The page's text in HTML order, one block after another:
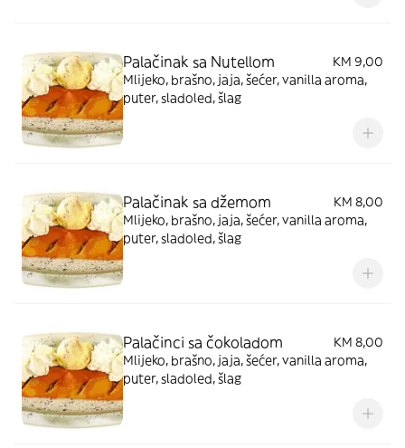
Palačinak sa Nutellom
KM 9,00
Mlijeko, brašno, jaja, šećer, vanilla aroma,
puter, sladoled, šlag
Palačinak sa džemom
KM 8,00
Mlijeko, brašno, jaja, šećer, vanilla aroma,
puter, sladoled, šlag
Palačinci sa čokoladom
KM 8,00
Mlijeko, brašno, jaja, šećer, vanilla aroma,
puter, sladoled, šlag